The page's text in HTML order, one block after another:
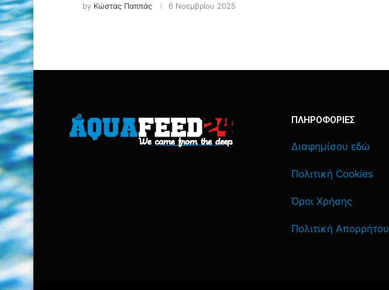
by Κώστας Παππάς 6 Νοεμβρίου 2025
ΠΛΗΡΟΦΟΡΙΕΣ
Διαφημίσου εδώ
Πολιτική Cookies
Όροι Χρήσης
Πολιτική Απορρήτου